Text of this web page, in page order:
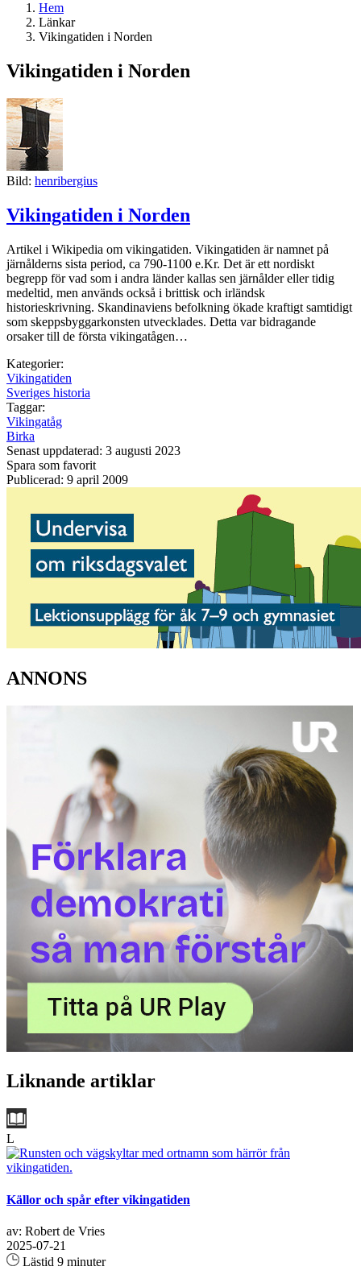
Hem
Länkar
Vikingatiden i Norden
Vikingatiden i Norden
Bild: henribergius
Vikingatiden i Norden
Artikel i Wikipedia om vikingatiden. Vikingatiden är namnet på
järnålderns sista period, ca 790-1100 e.Kr. Det är ett nordiskt
begrepp för vad som i andra länder kallas sen järnålder eller tidig
medeltid, men används också i brittisk och irländsk
historieskrivning. Skandinaviens befolkning ökade kraftigt samtidigt
som skeppsbyggarkonsten utvecklades. Detta var bidragande
orsaker till de första vikingatågen…
Kategorier:
Vikingatiden
Sveriges historia
Taggar:
Vikingatåg
Birka
Senast uppdaterad: 3 augusti 2023
Spara som favorit
Publicerad: 9 april 2009
ANNONS
Liknande artiklar
L
Källor och spår efter vikingatiden
av: Robert de Vries
2025-07-21
Lästid 9 minuter